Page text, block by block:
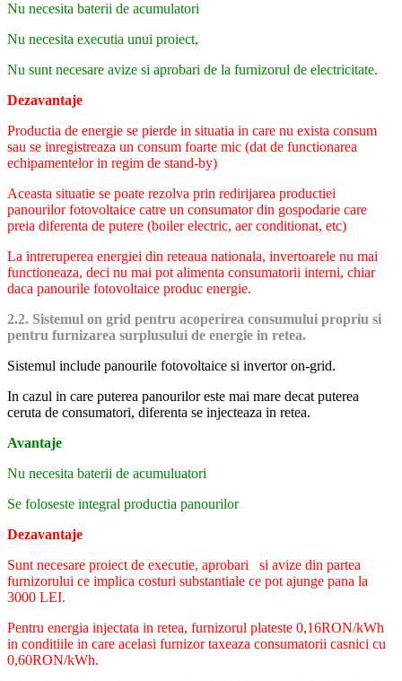
Nu necesita baterii de acumulatori
Nu necesita executia unui proiect,
Nu sunt necesare avize si aprobari de la furnizorul de electricitate.
Dezavantaje
Productia de energie se pierde in situatia in care nu exista consum
sau se inregistreaza un consum foarte mic (dat de functionarea
echipamentelor in regim de stand-by)
Aceasta situatie se poate rezolva prin redirijarea productiei
panourilor fotovoltaice catre un consumator din gospodarie care
preia diferenta de putere (boiler electric, aer conditionat, etc)
La intreruperea energiei din reteaua nationala, invertoarele nu mai
functioneaza, deci nu mai pot alimenta consumatorii interni, chiar
daca panourile fotovoltaice produc energie.
2.2. Sistemul on grid pentru acoperirea consumului propriu si
pentru furnizarea surplusului de energie in retea.
Sistemul include panourile fotovoltaice si invertor on-grid.
In cazul in care puterea panourilor este mai mare decat puterea
ceruta de consumatori, diferenta se injecteaza in retea.
Avantaje
Nu necesita baterii de acumuluatori
Se foloseste integral productia panourilor
Dezavantaje
Sunt necesare proiect de executie, aprobari si avize din partea
furnizorului ce implica costuri substantiale ce pot ajunge pana la
3000 LEI.
Pentru energia injectata in retea, furnizorul plateste 0,16RON/kWh
in conditiile in care acelasi furnizor taxeaza consumatorii casnici cu
0,60RON/kWh.